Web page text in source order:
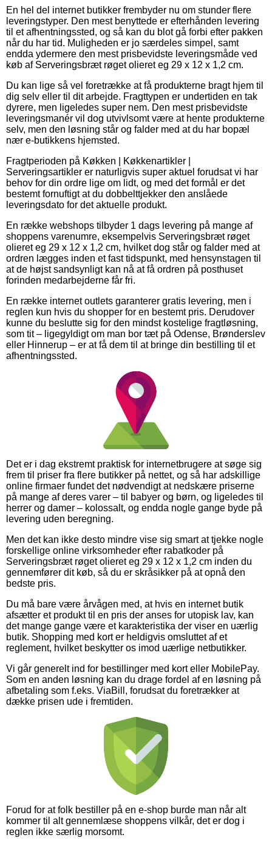
En hel del internet butikker frembyder nu om stunder flere
leveringstyper. Den mest benyttede er efterhånden levering
til et afhentningssted, og så kan du blot gå forbi efter pakken
når du har tid. Muligheden er jo særdeles simpel, samt
endda ydermere den mest prisbevidste leveringsmåde ved
køb af Serveringsbræt røget olieret eg 29 x 12 x 1,2 cm.
Du kan lige så vel foretrække at få produkterne bragt hjem til
dig selv eller til dit arbejde. Fragttypen er undertiden en tak
dyrere, men ligeledes super nem. Den mest prisbevidste
leveringsmanér vil dog utvivlsomt være at hente produkterne
selv, men den løsning står og falder med at du har bopæl
nær e-butikkens hjemsted.
Fragtperioden på Køkken | Køkkenartikler |
Serveringsartikler er naturligvis super aktuel forudsat vi har
behov for din ordre lige om lidt, og med det formål er det
bestemt fornuftigt at du dobbelttjekker den anslåede
leveringsdato for det aktuelle produkt.
En række webshops tilbyder 1 dags levering på mange af
shoppens varenumre, eksempelvis Serveringsbræt røget
olieret eg 29 x 12 x 1,2 cm, hvilket dog står og falder med at
ordren lægges inden et fast tidspunkt, med hensynstagen til
at de højst sandsynligt kan nå at få ordren på posthuset
forinden medarbejderne får fri.
En række internet outlets garanterer gratis levering, men i
reglen kun hvis du shopper for en bestemt pris. Derudover
kunne du beslutte sig for den mindst kostelige fragtløsning,
som tit – ligegyldigt om man bor tæt på Odense, Brønderslev
eller Hinnerup – er at få dem til at bringe din bestilling til et
afhentningssted.
Det er i dag ekstremt praktisk for internetbrugere at søge sig
frem til priser fra flere butikker på nettet, og så har adskillige
online firmaer fundet det nødvendigt at nedskære priserne
på mange af deres varer – til babyer og børn, og ligeledes til
herrer og damer – kolossalt, og endda nogle gange byde på
levering uden beregning.
Men det kan ikke desto mindre vise sig smart at tjekke nogle
forskellige online virksomheder efter rabatkoder på
Serveringsbræt røget olieret eg 29 x 12 x 1,2 cm inden du
gennemfører dit køb, så du er skråsikker på at opnå den
bedste pris.
Du må bare være årvågen med, at hvis en internet butik
afsætter et produkt til en pris der anses for utopisk lav, kan
det mange gange være et karakteristika der viser en uærlig
butik. Shopping med kort er heldigvis omsluttet af et
reglement, hvilket beskytter os imod uærlige netbutikker.
Vi går generelt ind for bestillinger med kort eller MobilePay.
Som en anden løsning kan du drage fordel af en løsning på
afbetaling som f.eks. ViaBill, forudsat du foretrækker at
dække prisen ude i fremtiden.
Forud for at folk bestiller på en e-shop burde man når alt
kommer til alt gennemlæse shoppens vilkår, det er dog i
reglen ikke særlig morsomt.